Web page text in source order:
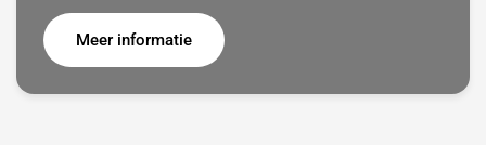
Meer informatie